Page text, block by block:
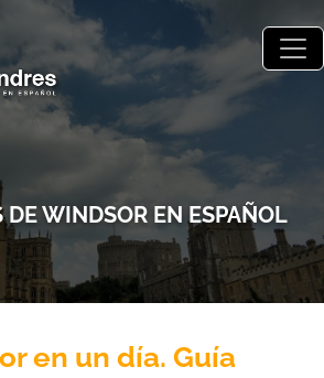
DE WINDSOR EN ESPAÑOL
en un día. Guía